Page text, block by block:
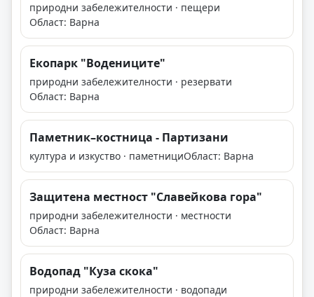
природни забележителности · пещери
Област: Варна
Екопарк "Водениците"
природни забележителности · резервати
Област: Варна
Паметник–костница - Партизани
култура и изкуство · паметнициОбласт: Варна
Защитена местност "Славейкова гора"
природни забележителности · местности
Област: Варна
Водопад "Куза скока"
природни забележителности · водопади